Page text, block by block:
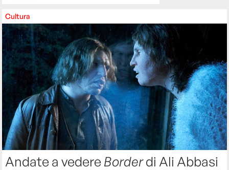
Cultura
Andate a vedereBorderdi Ali Abbasi